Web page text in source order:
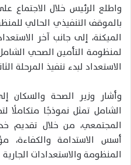
واطلع الرئيس خلال الاجتماع
بالموقف التنفيذي الحالي
الميكنة، إلى جانب آخر
لمنظومة التأمين الصحي
الاستعداد لبدء تنفيذ المرحلة
وأشار وزير الصحة والسكان
الشامل تمثل نموذجًا متكاملًا
المجتمعي، من خلال تقديم
أسس الاستدامة والكفاءة،
المنظومة والاستعدادات